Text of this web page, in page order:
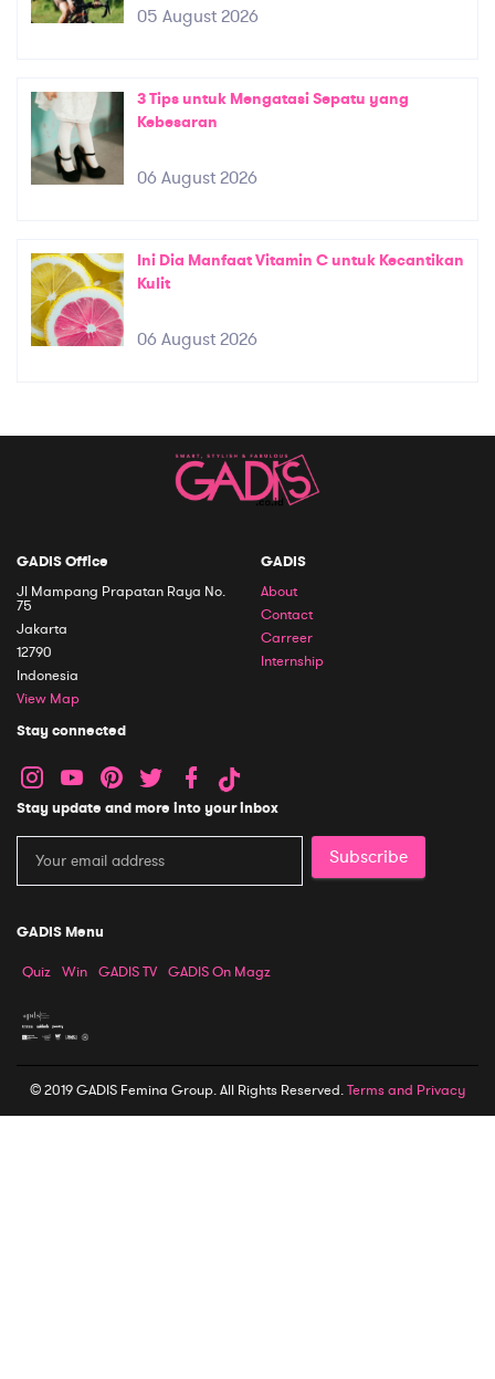
05 August 2026
3 Tips untuk Mengatasi Sepatu yang
Kebesaran
06 August 2026
Ini Dia Manfaat Vitamin C untuk Kecantikan
Kulit
06 August 2026
GADIS Office
Jl Mampang Prapatan Raya No.
75
Jakarta
12790
Indonesia
View Map
GADIS
About
Contact
Carreer
Internship
Stay connected
Stay update and more into your inbox
Subscribe
GADIS Menu
Quiz Win GADIS TV GADIS On Magz
© 2019 GADIS Femina Group. All Rights Reserved.Terms and Privacy